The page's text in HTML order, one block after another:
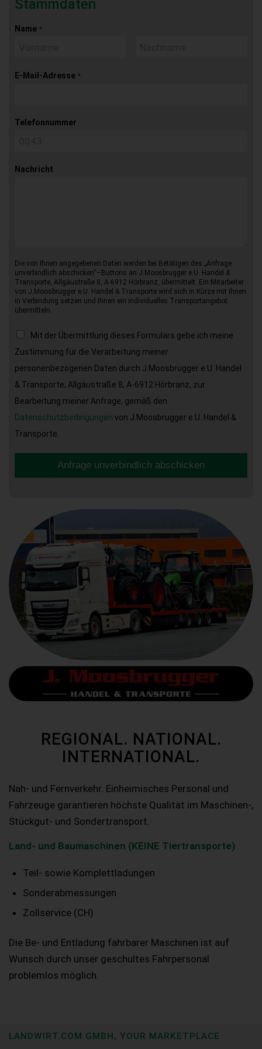
Stammdaten
Name *
E-Mail-Adresse *
Telefonnummer
Nachricht
Die von Ihnen angegebenen Daten werden bei Betätigen des „Anfrage
unverbindlich abschicken“–Buttons an J.Moosbrugger e.U. Handel &
Transporte, Allgäustraße 8, A-6912 Hörbranz, übermittelt. Ein Mitarbeiter
von J.Moosbrugger e.U. Handel & Transporte wird sich in Kürze mit Ihnen
in Verbindung setzen und Ihnen ein individuelles Transportangebot
übermitteln.
Mit der Übermittlung dieses Formulars gebe ich meine
Zustimmung für die Verarbeitung meiner
personenbezogenen Daten durch J.Moosbrugger e.U. Handel
& Transporte, Allgäustraße 8, A-6912 Hörbranz, zur
Bearbeitung meiner Anfrage, gemäß den
Datenschutzbedingungen von J.Moosbrugger e.U. Handel &
Transporte.
Anfrage unverbindlich abschicken
REGIONAL. NATIONAL.
INTERNATIONAL.
Nah- und Fernverkehr. Einheimisches Personal und
Fahrzeuge garantieren höchste Qualität im Maschinen-,
Stückgut- und Sondertransport.
Land- und Baumaschinen (KEINE Tiertransporte)
Teil- sowie Komplettladungen
Sonderabmessungen
Zollservice (CH)
Die Be- und Entladung fahrbarer Maschinen ist auf
Wunsch durch unser geschultes Fahrpersonal
problemlos möglich.
LANDWIRT.COM GMBH, YOUR MARKETPLACE